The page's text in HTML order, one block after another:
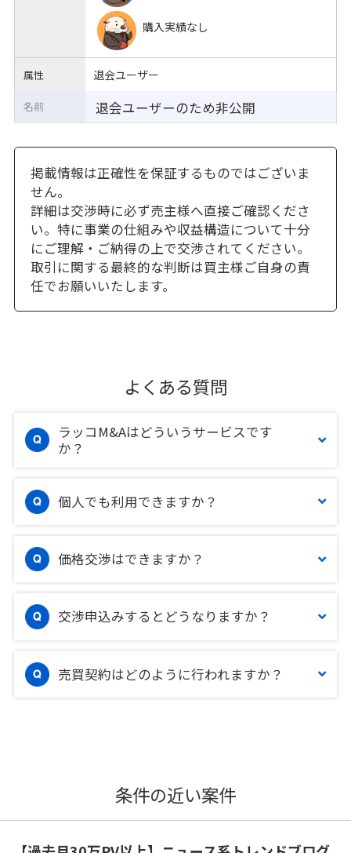
購入実績なし
属性 退会ユーザー
退会ユーザーのため非公開
名前
掲載情報は正確性を保証するものではございま
せん。
詳細は交渉時に必ず売主様へ直接ご確認くださ
い。特に事業の仕組みや収益構造について十分
にご理解・ご納得の上で交渉されてください。
取引に関する最終的な判断は買主様ご自身の責
任でお願いいたします。
よくある質問
ラッコM&Aはどういうサービスです
か？
個人でも利用できますか？
価格交渉はできますか？
交渉申込みするとどうなりますか？
売買契約はどのように行われますか？
条件の近い案件